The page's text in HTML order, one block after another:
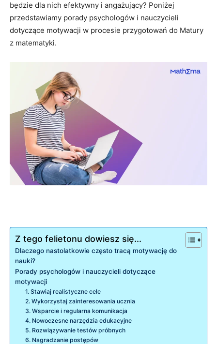
będzie dla nich efektywny i angażujący? Poniżej
przedstawiamy porady psychologów i nauczycieli
dotyczące motywacji w procesie przygotowań do Matury
z matematyki.
Z tego felietonu dowiesz się...
Dlaczego nastolatkowie często tracą motywację do
nauki?
Porady psychologów i nauczycieli dotyczące
motywacji
1. Stawiaj realistyczne cele
2. Wykorzystaj zainteresowania ucznia
3. Wsparcie i regularna komunikacja
4. Nowoczesne narzędzia edukacyjne
5. Rozwiązywanie testów próbnych
6. Nagradzanie postępów